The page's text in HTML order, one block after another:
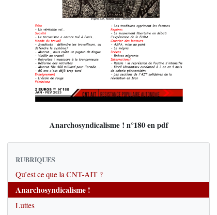
Anarchosyndicalisme ! n°180 en pdf
RUBRIQUES
Qu’est ce que la CNT-AIT ?
Anarchosyndicalisme !
Luttes